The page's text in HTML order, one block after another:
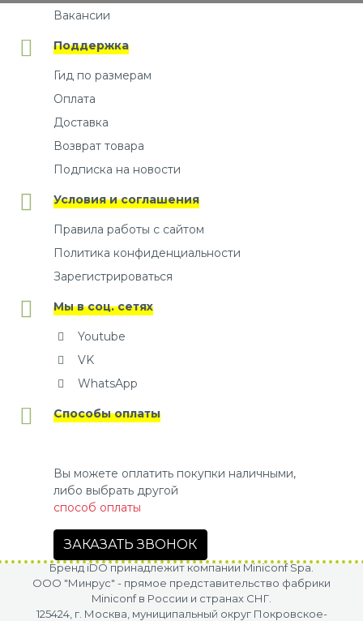
Вакансии
Поддержка
Гид по размерам
Оплата
Доставка
Возврат товара
Подписка на новости
Условия и соглашения
Правила работы с сайтом
Политика конфиденциальности
Зарегистрироваться
Мы в соц. сетях
Youtube
VK
WhatsApp
Способы оплаты
Вы можете оплатить покупки наличными,
либо выбрать другой
способ оплаты
ЗАКАЗАТЬ ЗВОНОК
Бренд iDO принадлежит компании Miniconf Spa.
OOO "Минрус" - прямое представительство фабрики
Miniconf в России и странах СНГ.
125424, г. Москва, муниципальный округ Покровское-